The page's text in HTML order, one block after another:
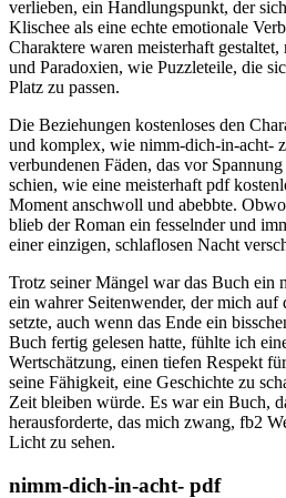
verlieben, ein Handlungspunkt, der
Klischee als eine echte emotionale
Charaktere waren meisterhaft
und Paradoxien, wie Puzzleteile, die
Platz zu passen.
Die Beziehungen kostenloses den
und komplex, wie nimm-dich-in-acht-
verbundenen Fäden, das vor
schien, wie eine meisterhaft pdf
Moment anschwoll und abebbte.
blieb der Roman ein fesselnder und
einer einzigen, schlaflosen Nacht
Trotz seiner Mängel war das Buch ein
ein wahrer Seitenwender, der mich auf
setzte, auch wenn das Ende ein
Buch fertig gelesen hatte, fühlte ich
Wertschätzung, einen tiefen Respekt
seine Fähigkeit, eine Geschichte zu
Zeit bleiben würde. Es war ein Buch,
herausforderte, das mich zwang, fb2
Licht zu sehen.
nimm-dich-in-acht- pdf